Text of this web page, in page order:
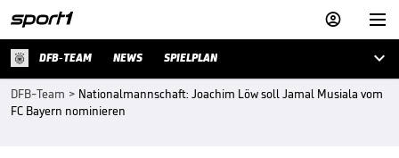


DFB-TEAM NEWS SPIELPLAN 
DFB-Team > Nationalmannschaft: Joachim Löw soll Jamal Musiala vom
FC Bayern nominieren